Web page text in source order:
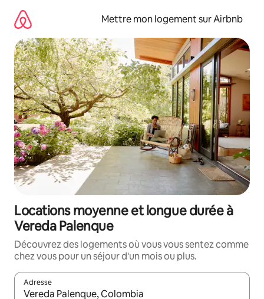
directement
contenu
Mettre mon logement sur Airbnb
Locations moyenne et longue durée à
Vereda Palenque
Découvrez des logements où vous vous sentez comme
chez vous pour un séjour d'un mois ou plus.
Adresse
Lorsque les résultats s'affichent, utilisez les flèches vers le